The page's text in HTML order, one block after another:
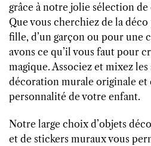
grâce à notre jolie sélection
Que vous cherchiez de la
fille, d’un garçon ou pour une
avons ce qu’il vous faut pour
magique. Associez et mixez
décoration murale originale et
personnalité de votre enfant.
Notre large choix d’objets
et de stickers muraux vous